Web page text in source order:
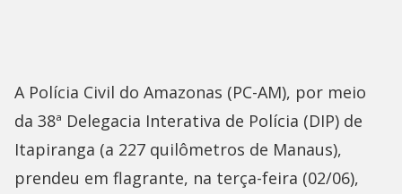
A Polícia Civil do Amazonas (PC-AM), por meio
da 38ª Delegacia Interativa de Polícia (DIP) de
Itapiranga (a 227 quilômetros de Manaus),
prendeu em flagrante, na terça-feira (02/06),